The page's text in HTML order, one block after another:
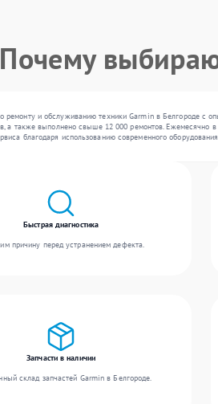
Почему
и обслуживанию техники Garmin в Белгороде с
а также выполнено свыше 12 000 ремонтов.
благодаря использованию современного
Быстрая диагностика
причину перед устранением дефекта.
Запчасти в наличии
склад запчастей Garmin в Белгороде.